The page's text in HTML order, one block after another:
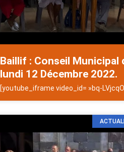
Baillif : Conseil Municipal
lundi 12 Décembre 2022.
[youtube_iframe video_id= »bq-